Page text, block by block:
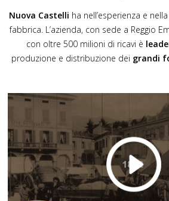
Nuova Castelli ha nell’esperienza e
fabbrica. L’azienda, con sede a Reggio
con oltre 500 milioni di ricavi è
produzione e distribuzione dei grandi